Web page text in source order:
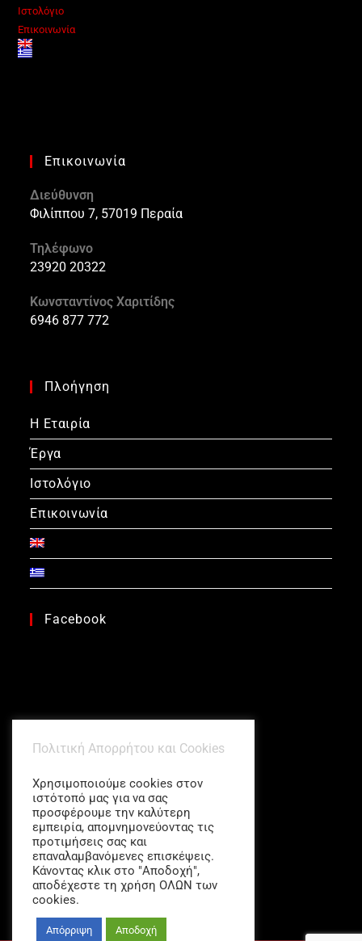
Ιστολόγιο
Επικοινωνία
Επικοινωνία
Διεύθυνση
Φιλίππου 7, 57019 Περαία
Τηλέφωνο
23920 20322
Κωνσταντίνος Χαριτίδης
6946 877 772
Πλοήγηση
Η Εταιρία
Έργα
Ιστολόγιο
Επικοινωνία
Facebook
Πολιτική Απορρήτου και Cookies
Χρησιμοποιούμε cookies στον
ιστότοπό μας για να σας
προσφέρουμε την καλύτερη
εμπειρία, απομνημονεύοντας τις
προτιμήσεις σας και
επαναλαμβανόμενες επισκέψεις.
Κάνοντας κλικ στο "Αποδοχή",
αποδέχεστε τη χρήση ΟΛΩΝ των
cookies.
Απόρριψη Αποδοχή